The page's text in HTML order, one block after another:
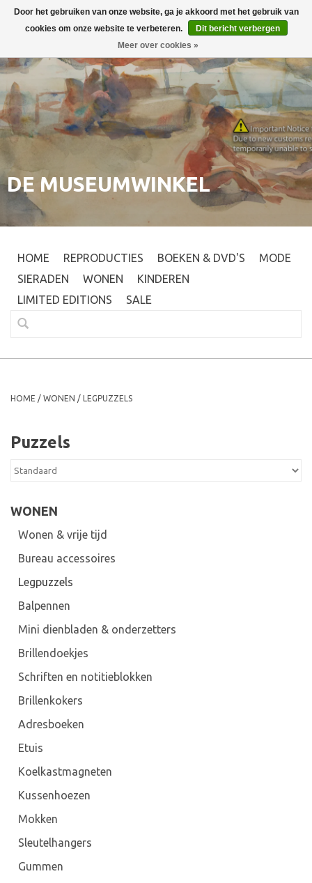
Inloggen 0
DE MUSEUMWINKEL
HOME REPRODUCTIES BOEKEN & DVD'S
MODE
SIERADEN
WONEN
KINDEREN
LIMITED EDITIONS
SALE
HOME / WONEN / LEGPUZZELS
Puzzels
WONEN
Wonen & vrije tijd
Bureau accessoires
Legpuzzels
Balpennen
Mini dienbladen & onderzetters
Brillendoekjes
Schriften en notitieblokken
Brillenkokers
Adresboeken
Etuis
Koelkastmagneten
Kussenhoezen
Mokken
Sleutelhangers
Gummen
Door het gebruiken van onze website, ga je akkoord met het gebruik van
cookies om onze website te verbeteren.
Dit bericht verbergen
Meer over cookies »